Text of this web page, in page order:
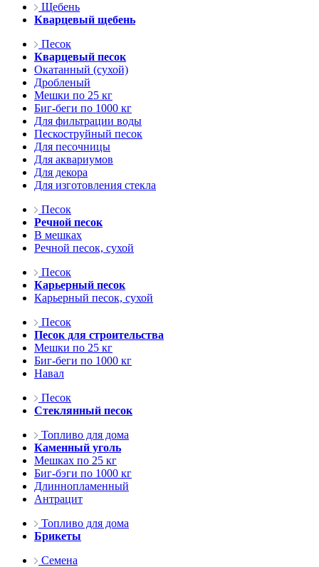
Щебень
Кварцевый щебень
Песок
Кварцевый песок
Окатанный (сухой)
Дробленый
Мешки по 25 кг
Биг-беги по 1000 кг
Для фильтрации воды
Пескоструйный песок
Для песочницы
Для аквариумов
Для декора
Для изготовления стекла
Песок
Речной песок
В мешках
Речной песок, сухой
Песок
Карьерный песок
Карьерный песок, сухой
Песок
Песок для строительства
Мешки по 25 кг
Биг-беги по 1000 кг
Навал
Песок
Стеклянный песок
Топливо для дома
Каменный уголь
Мешках по 25 кг
Биг-бэги по 1000 кг
Длиннопламенный
Антрацит
Топливо для дома
Брикеты
Семена